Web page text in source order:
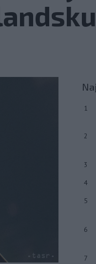
1
2
3
4
5
6
7